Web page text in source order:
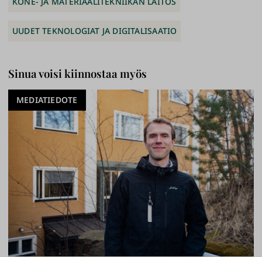
UUDET TEKNOLOGIAT JA DIGITALISAATIO
Sinua voisi kiinnostaa myös
MEDIATIEDOTE